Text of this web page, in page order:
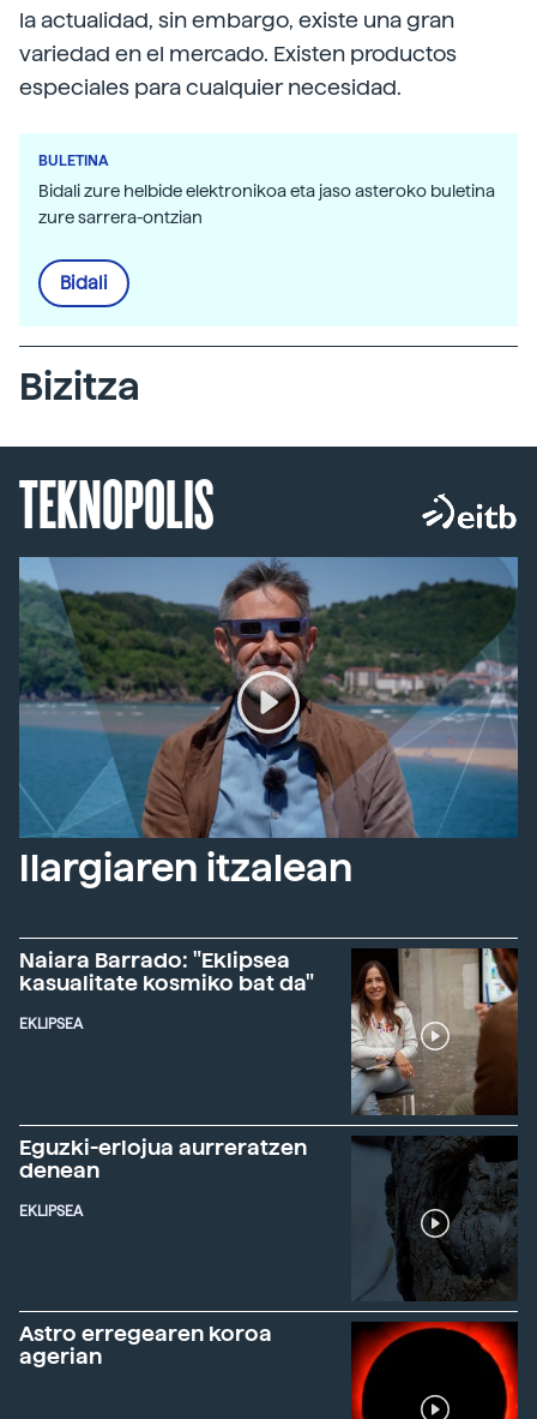
la actualidad, sin embargo, existe una gran
variedad en el mercado. Existen productos
especiales para cualquier necesidad.
BULETINA
Bidali zure helbide elektronikoa eta jaso asteroko buletina
zure sarrera-ontzian
Bidali
Bizitza
TEKNOPOLIS
Ilargiaren itzalean
Naiara Barrado: "Eklipsea
kasualitate kosmiko bat da"
EKLIPSEA
Eguzki-erlojua aurreratzen
denean
EKLIPSEA
Astro erregearen koroa
agerian